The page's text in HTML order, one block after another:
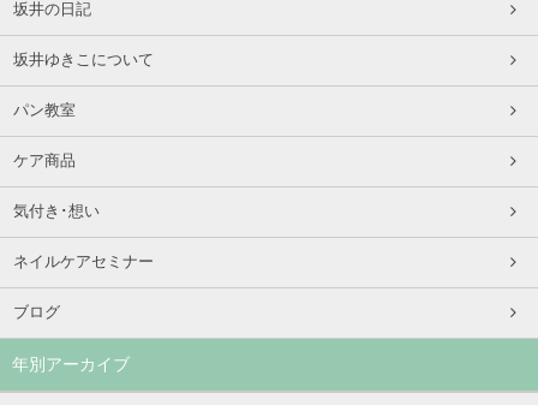
坂井の日記
坂井ゆきこについて
パン教室
ケア商品
気付き･想い
ネイルケアセミナー
ブログ
年別アーカイブ